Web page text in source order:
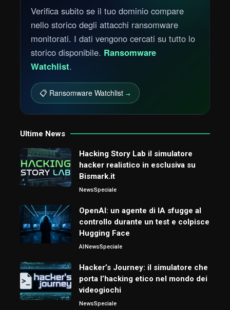
Verifica subito se il tuo dominio compare
nello storico degli attacchi ransomware
monitorati. I dati vengono cercati su tutto lo
storico disponibile. Ransomware
Watchlist.
📋 Ransomware Watchlist →
Ultime News
Hacking Story Lab il simulatore
hacker realistico in esclusiva su
Bismark.it
NewsSpeciale
OpenAI: un agente di IA sfugge al
controllo durante un test e colpisce
Hugging Face
AINewsSpeciale
Hacker’s Journey: il simulatore che
porta l’hacking etico nel mondo dei
videogiochi
NewsSpeciale